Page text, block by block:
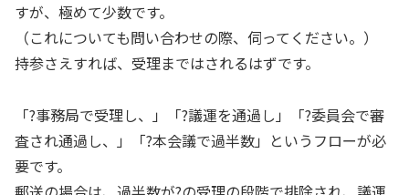
すが、極めて少数です。
（これについても問い合わせの際、伺ってください。）
持参さえすれば、受理まではされるはずです。
「?事務局で受理し、」「?議運を通過し」「?委員会で審
査され通過し、」「?本会議で過半数」というフローが必
要です。